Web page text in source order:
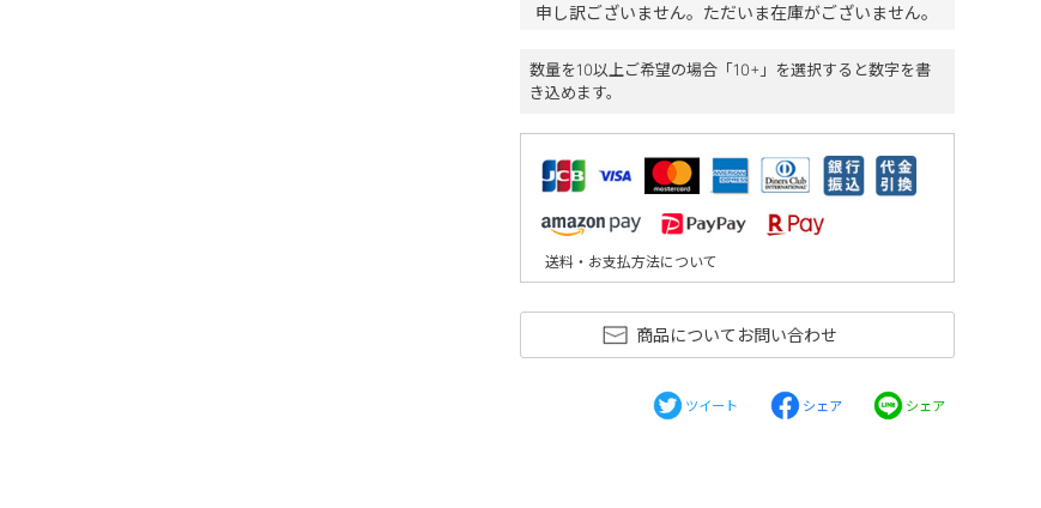
申し訳ございません。ただいま在庫がございません。
数量を10以上ご希望の場合「10+」を選択すると数字を書
き込めます。
送料・お支払方法について
商品についてお問い合わせ
ツイート シェア シェア